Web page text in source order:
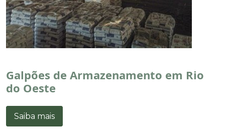
Galpões de Armazenamento em Rio
do Oeste
Saiba mais